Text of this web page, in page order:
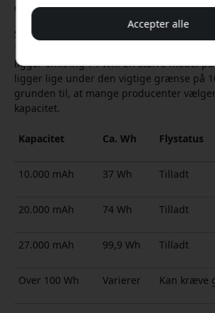
derimod watt-timer, eller Wh, når de
Som tommelfingerregel svarer en
ligger omkring 74 Wh. En større model
ligger lige under den vigtige grænse på
grunden til, at mange producenter
kapacitet.
Kapacitet Ca. Wh Flystatus
10.000 mAh 37 Wh Tilladt
20.000 mAh 74 Wh Tilladt
27.000 mAh 99,9 Wh Tilladt
Over 100 Wh Varierer Kan kræve
Accepter alle